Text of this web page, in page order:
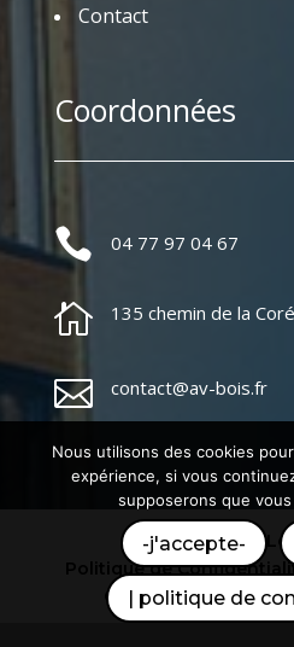
Contact
Coordonnées
 04 77 97 04 67
 135 chemin de la
 contact@av-bois.fr
Mentions
Politique de
Création Site
Nous utilisons des cookies
expérience, si vous
supposerons que
-j'accepte-
| politique de